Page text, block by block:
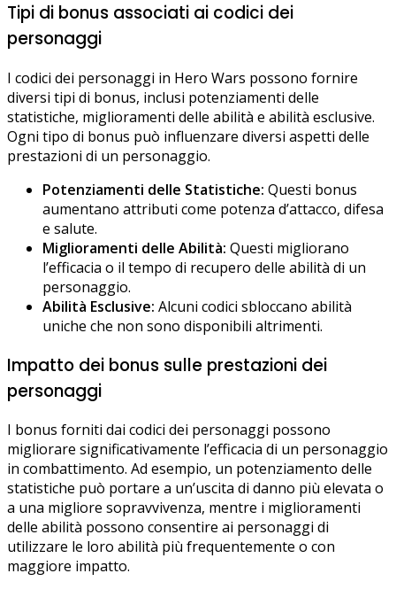
Tipi di bonus associati ai codici dei
personaggi
I codici dei personaggi in Hero Wars possono fornire
diversi tipi di bonus, inclusi potenziamenti delle
statistiche, miglioramenti delle abilità e abilità esclusive.
Ogni tipo di bonus può influenzare diversi aspetti delle
prestazioni di un personaggio.
Potenziamenti delle Statistiche: Questi bonus
aumentano attributi come potenza d’attacco, difesa
e salute.
Miglioramenti delle Abilità: Questi migliorano
l’efficacia o il tempo di recupero delle abilità di un
personaggio.
Abilità Esclusive: Alcuni codici sbloccano abilità
uniche che non sono disponibili altrimenti.
Impatto dei bonus sulle prestazioni dei
personaggi
I bonus forniti dai codici dei personaggi possono
migliorare significativamente l’efficacia di un personaggio
in combattimento. Ad esempio, un potenziamento delle
statistiche può portare a un’uscita di danno più elevata o
a una migliore sopravvivenza, mentre i miglioramenti
delle abilità possono consentire ai personaggi di
utilizzare le loro abilità più frequentemente o con
maggiore impatto.